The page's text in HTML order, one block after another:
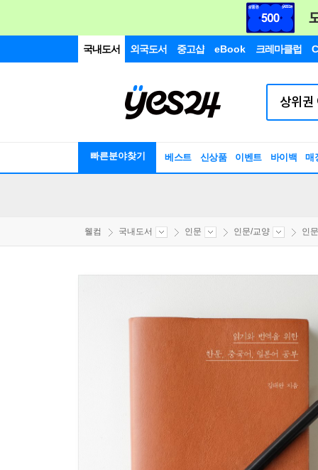
국내도서 외국도서 중고샵 eBook 크레마클럽
빠른분야찾기 베스트 신상품 이벤트 바이백 매
웰컴 국내도서 인문 인문/교양 인